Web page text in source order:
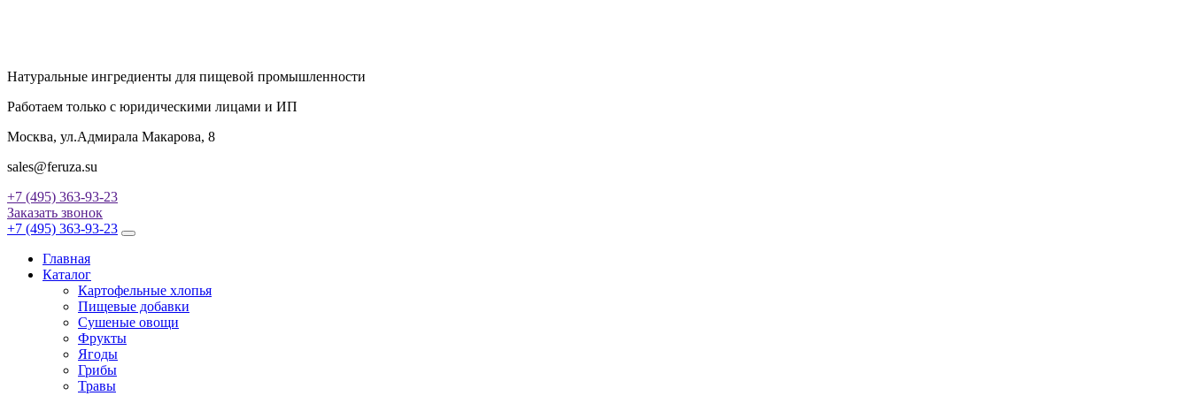
Натуральные ингредиенты для пищевой промышленности
Работаем только с юридическими лицами и ИП
Москва, ул.Адмирала Макарова, 8
sales@feruza.su
+7 (495) 363-93-23
Заказать звонок
+7 (495) 363-93-23
Главная
Каталог
Картофельные хлопья
Пищевые добавки
Сушеные овощи
Фрукты
Ягоды
Грибы
Травы